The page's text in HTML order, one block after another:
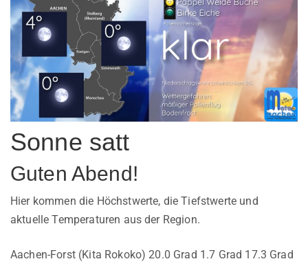
Sonne satt
Guten Abend!
Hier kommen die Höchstwerte, die Tiefstwerte und
aktuelle Temperaturen aus der Region.
Aachen-Forst (Kita Rokoko) 20.0 Grad 1.7 Grad 17.3 Grad